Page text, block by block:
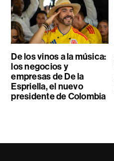
De los vinos a la música:
los negocios y
empresas de De la
Espriella, el nuevo
presidente de Colombia